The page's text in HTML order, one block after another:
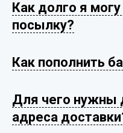
Как долго я
посылку?
Как пополнить
Для чего нужны
адреса